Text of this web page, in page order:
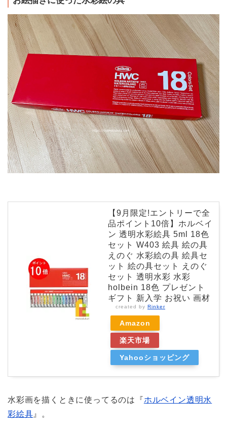
【9月限定!エントリーで全
品ポイント10倍】ホルベイ
ン 透明水彩絵具 5ml 18色
セット W403 絵具 絵の具
えのぐ 水彩絵の具 絵具セ
ット 絵の具セット えのぐ
セット 透明水彩 水彩
holbein 18色 プレゼント
ギフト 新入学 お祝い 画材
created by Rinker
Amazon
楽天市場
Yahooショッピング
水彩画を描くときに使ってるのは『ホルベイン透明水
彩絵具 』。